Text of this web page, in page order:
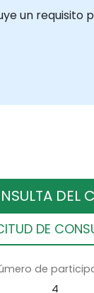
un requisito
DEL
DE
de